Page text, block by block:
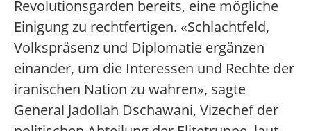
Revolutionsgarden bereits, eine mögliche
Einigung zu rechtfertigen. «Schlachtfeld,
Volkspräsenz und Diplomatie ergänzen
einander, um die Interessen und Rechte der
iranischen Nation zu wahren», sagte
General Jadollah Dschawani, Vizechef der